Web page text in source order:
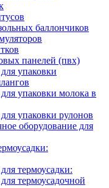
баллончиков
панелей (пвх)
упаковки
упаковки молока в
упаковки рулонов
оборудование для
термоусадки:
термоусадочной